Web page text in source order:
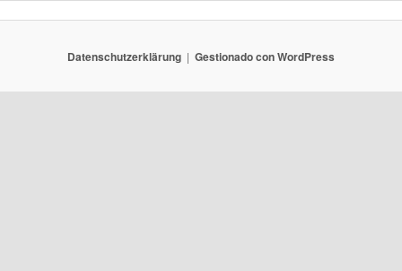
Datenschutzerklärung Gestionado con WordPress